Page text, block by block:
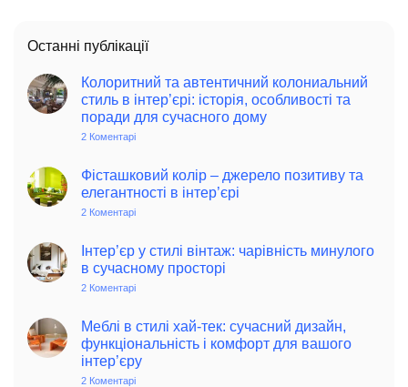
Останні публікації
Колоритний та автентичний колониальний
стиль в інтер’єрі: історія, особливості та
поради для сучасного дому
2 Коментарі
автентичний
колониальний
стиль
особливості
та
поради
Фісташковий колір – джерело позитиву та
елегантності в інтер’єрі
2 Коментарі
–
джерело
позитиву
інтер’єрі
Інтер’єр у стилі вінтаж: чарівність минулого
в сучасному просторі
2 Коментарі
стилі
вінтаж:
чарівність
минулого
в
Меблі в стилі хай-тек: сучасний дизайн,
функціональність і комфорт для вашого
інтер’єру
2 Коментарі